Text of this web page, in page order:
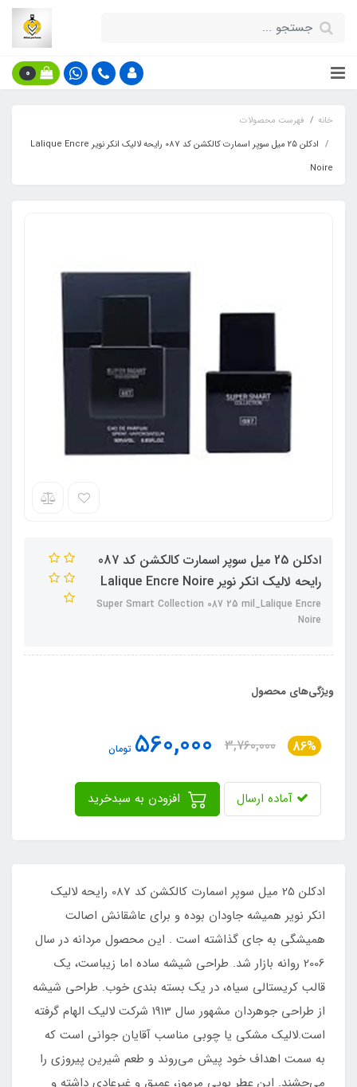
0
خانه
فهرست محصولات
ادکلن 25 میل سوپر اسمارت کالکشن کد 087 رایحه لالیک انکر نویر Lalique Encre
Noire
ادکلن 25 میل سوپر اسمارت کالکشن کد 087
رایحه لالیک انکر نویر Lalique Encre Noire
Super Smart Collection 087 25 mil_Lalique Encre
Noire
ویژگی‌های محصول
86%
3,760,000
560,000 تومان
آماده ارسال
ادکلن 25 میل سوپر اسمارت کالکشن کد 087 رایحه لالیک
انکر نویر همیشه جاودان بوده و برای عاشقانش اصالت
همیشگی به جای گذاشته است . این محصول مردانه در سال
2006 روانه بازار شد. طراحی شیشه ساده اما زیباست، یک
قالب کریستالی سیاه، در یک بسته بندی خوب. طراحی شیشه
از طراحی جوهردان مشهور سال 1913 شرکت لالیک الهام گرفته
است.لالیک مشکی یا چوبی مناسب آقایان جوانی است که
به سمت اهداف خود پیش می‌روند و طعم شیرین پیروزی را
می‌چشند. این عطر بویی مرموز، عمیق و غیرعادی داشته و